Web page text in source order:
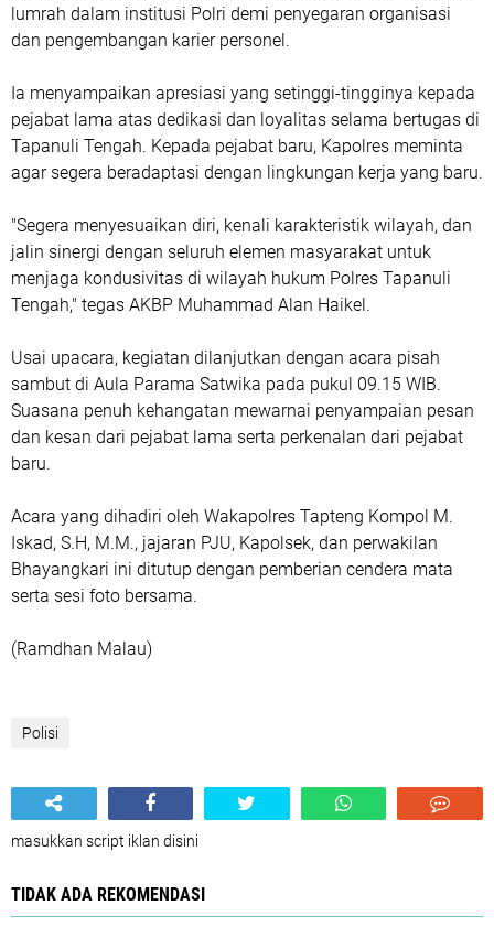
lumrah dalam institusi Polri demi penyegaran organisasi
dan pengembangan karier personel.
Ia menyampaikan apresiasi yang setinggi-tingginya kepada
pejabat lama atas dedikasi dan loyalitas selama bertugas di
Tapanuli Tengah. Kepada pejabat baru, Kapolres meminta
agar segera beradaptasi dengan lingkungan kerja yang baru.
"Segera menyesuaikan diri, kenali karakteristik wilayah, dan
jalin sinergi dengan seluruh elemen masyarakat untuk
menjaga kondusivitas di wilayah hukum Polres Tapanuli
Tengah," tegas AKBP Muhammad Alan Haikel.
Usai upacara, kegiatan dilanjutkan dengan acara pisah
sambut di Aula Parama Satwika pada pukul 09.15 WIB.
Suasana penuh kehangatan mewarnai penyampaian pesan
dan kesan dari pejabat lama serta perkenalan dari pejabat
baru.
Acara yang dihadiri oleh Wakapolres Tapteng Kompol M.
Iskad, S.H, M.M., jajaran PJU, Kapolsek, dan perwakilan
Bhayangkari ini ditutup dengan pemberian cendera mata
serta sesi foto bersama.
(Ramdhan Malau)
Polisi
masukkan script iklan disini
TIDAK ADA REKOMENDASI